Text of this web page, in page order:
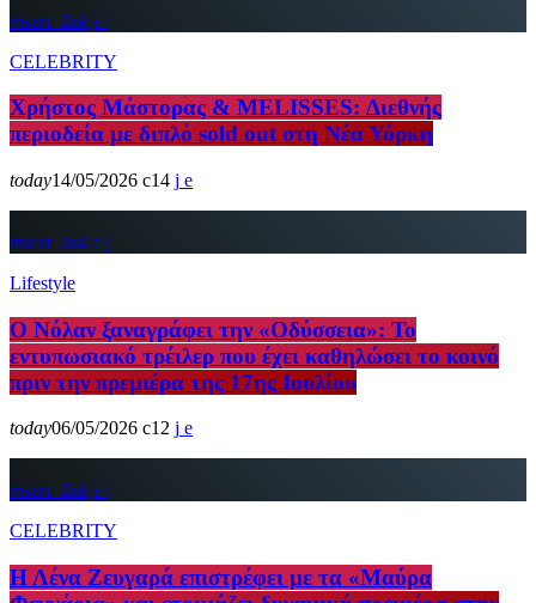
insert_link
CELEBRITY
Χρήστος Μάστορας & MELISSES: Διεθνής
περιοδεία με διπλό sold out στη Νέα Υόρκη
today14/05/2026 14
insert_link
Lifestyle
Ο Νόλαν ξαναγράφει την «Οδύσσεια»: Το
εντυπωσιακό τρέιλερ που έχει καθηλώσει το κοινό
πριν την πρεμιέρα της 17ης Ιουλίου
today06/05/2026 12
insert_link
CELEBRITY
Η Λένα Ζευγαρά επιστρέφει με τα «Μαύρα